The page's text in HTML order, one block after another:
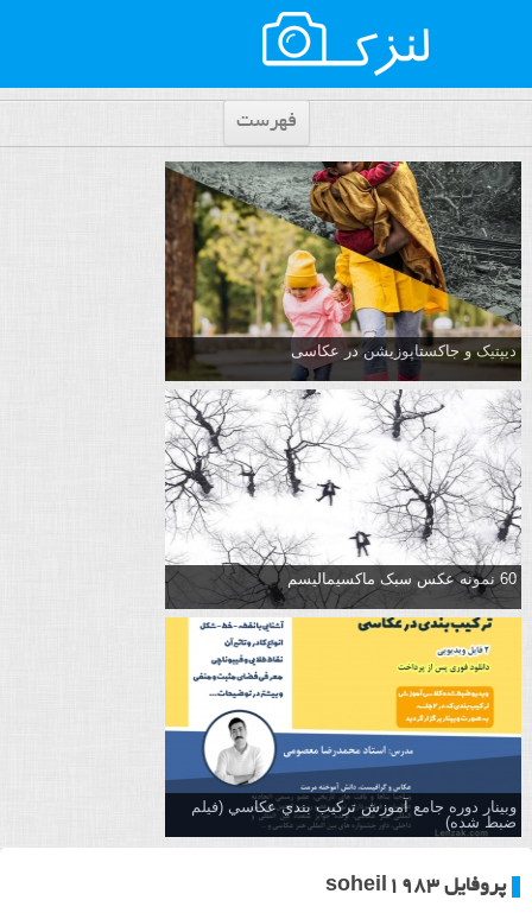
فهرست
دیپتیک و جاکستا‌پوزیشن در عکاسی
60 نمونه عکس سبک ماکسیمالیسم
وبینار دوره جامع آموزش تركيب بندي عكاسي (فیلم
ضبط شده)
پروفایل soheil1983